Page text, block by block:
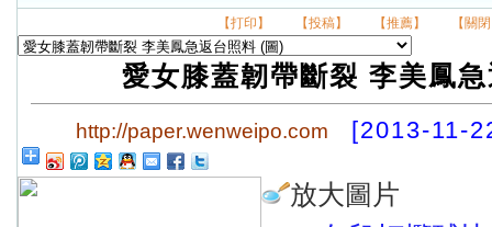
【打印】 【投稿】 【推薦】 【關
愛女膝蓋韌帶斷裂 李美鳳
http://paper.wenweipo.com [2013-11-
放大圖片